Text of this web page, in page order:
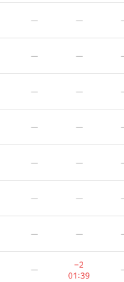
— —
— —
— —
— —
— —
— —
— —
—
−2
01:39
—